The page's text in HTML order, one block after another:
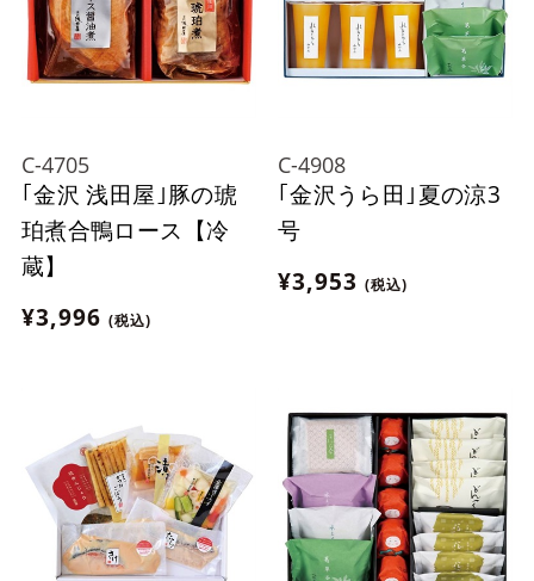
C-4705
｢金沢 浅田屋｣豚の琥
珀煮合鴨ロース【冷
蔵】
¥3,996 (税込)
C-4908
｢金沢うら田｣夏の涼3
号
¥3,953 (税込)